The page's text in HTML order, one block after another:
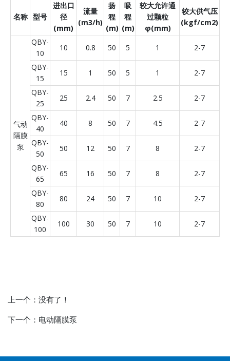
名称 型号
进出口
径
(mm)
流量
(m3/h)
扬
程
(m)
吸
程
(m)
较大允许通
过颗粒
φ(mm)
较大供气压
(kgf/cm2)
气动
隔膜
泵
QBY-
10
10 0.8 50 5 1
2-7
QBY-
15
15 1 50 5 1
2-7
QBY-
25
25 2.4 50 7 2.5
2-7
QBY-
40
40 8 50 7 4.5
2-7
QBY-
50
50 12 50 7 8
2-7
QBY-
65
65 16 50 7 8
2-7
QBY-
80
80 24 50 7 10
2-7
QBY-
100
100 30 50 7 10 2-7
上一个： 没有了！
下一个： 电动隔膜泵